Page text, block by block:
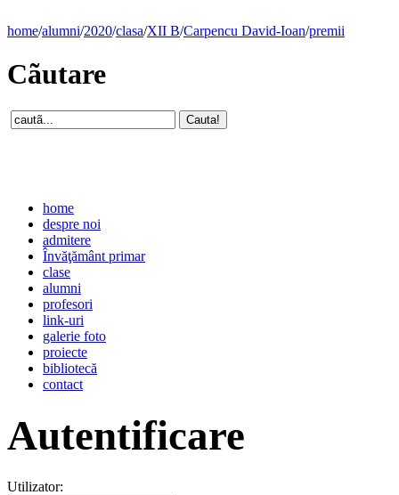
home/alumni/2020/clasa/XII B/Carpencu David-Ioan/premii
Cãutare
home
despre noi
admitere
Învăţământ primar
clase
alumni
profesori
link-uri
galerie foto
proiecte
bibliotecă
contact
Autentificare
Utilizator: